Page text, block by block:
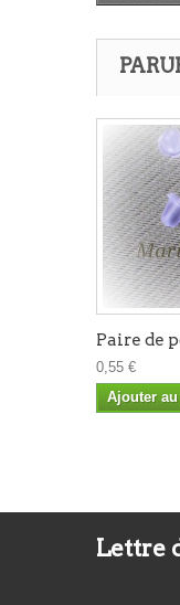
Paire de
0,55 €
Ajouter
Lettre